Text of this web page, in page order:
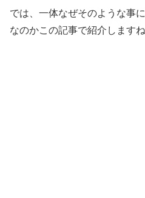
では、一体なぜそのような事
なのかこの記事で紹介しますね